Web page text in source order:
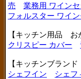
売
業務用 ワイン
フォルスター ワイ
【キッチン用品 お
クリスピー カバー
【キッチンブラン
シェフイン
シェフ